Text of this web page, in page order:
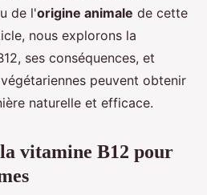
de l'origine animale de cette
nous explorons la
ses conséquences, et
peuvent obtenir
naturelle et efficace.
vitamine B12 pour